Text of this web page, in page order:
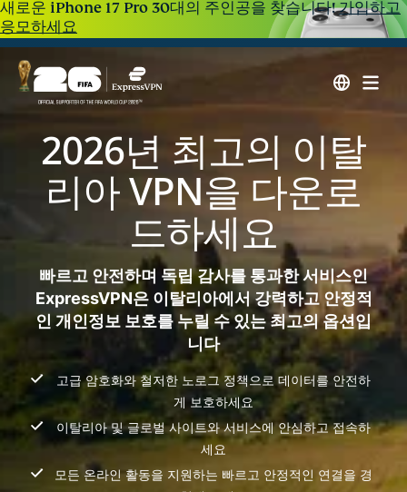
새로운 iPhone 17 Pro 30대의 주인공을 찾습니다!가입하고
응모하세요
2026년 최고의 이탈
리아 VPN을 다운로
드하세요
빠르고 안전하며 독립 감사를 통과한 서비스인
ExpressVPN은 이탈리아에서 강력하고 안정적
인 개인정보 보호를 누릴 수 있는 최고의 옵션입
니다
고급 암호화와 철저한 노로그 정책으로 데이터를 안전하
게 보호하세요
이탈리아 및 글로벌 사이트와 서비스에 안심하고 접속하
세요
모든 온라인 활동을 지원하는 빠르고 안정적인 연결을 경